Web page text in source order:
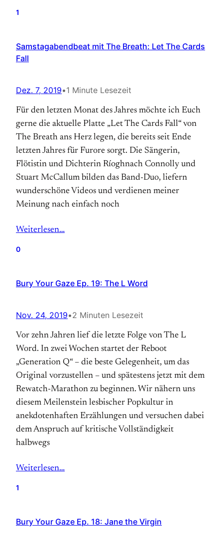
1
Samstagabendbeat mit The Breath: Let The Cards
Fall
Dez. 7, 2019•1 Minute Lesezeit
Für den letzten Monat des Jahres möchte ich Euch
gerne die aktuelle Platte „Let The Cards Fall“ von
The Breath ans Herz legen, die bereits seit Ende
letzten Jahres für Furore sorgt. Die Sängerin,
Flötistin und Dichterin Ríoghnach Connolly und
Stuart McCallum bilden das Band-Duo, liefern
wunderschöne Videos und verdienen meiner
Meinung nach einfach noch
Weiterlesen…
0
Bury Your Gaze Ep. 19: The L Word
Nov. 24, 2019•2 Minuten Lesezeit
Vor zehn Jahren lief die letzte Folge von The L
Word. In zwei Wochen startet der Reboot
„Generation Q“ – die beste Gelegenheit, um das
Original vorzustellen – und spätestens jetzt mit dem
Rewatch-Marathon zu beginnen. Wir nähern uns
diesem Meilenstein lesbischer Popkultur in
anekdotenhaften Erzählungen und versuchen dabei
dem Anspruch auf kritische Vollständigkeit
halbwegs
Weiterlesen…
1
Bury Your Gaze Ep. 18: Jane the Virgin